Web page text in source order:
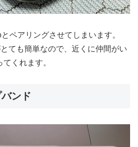
ペアリングさせてしまいます。
ても簡単なので、近くに仲間がい
くれます。
ンド